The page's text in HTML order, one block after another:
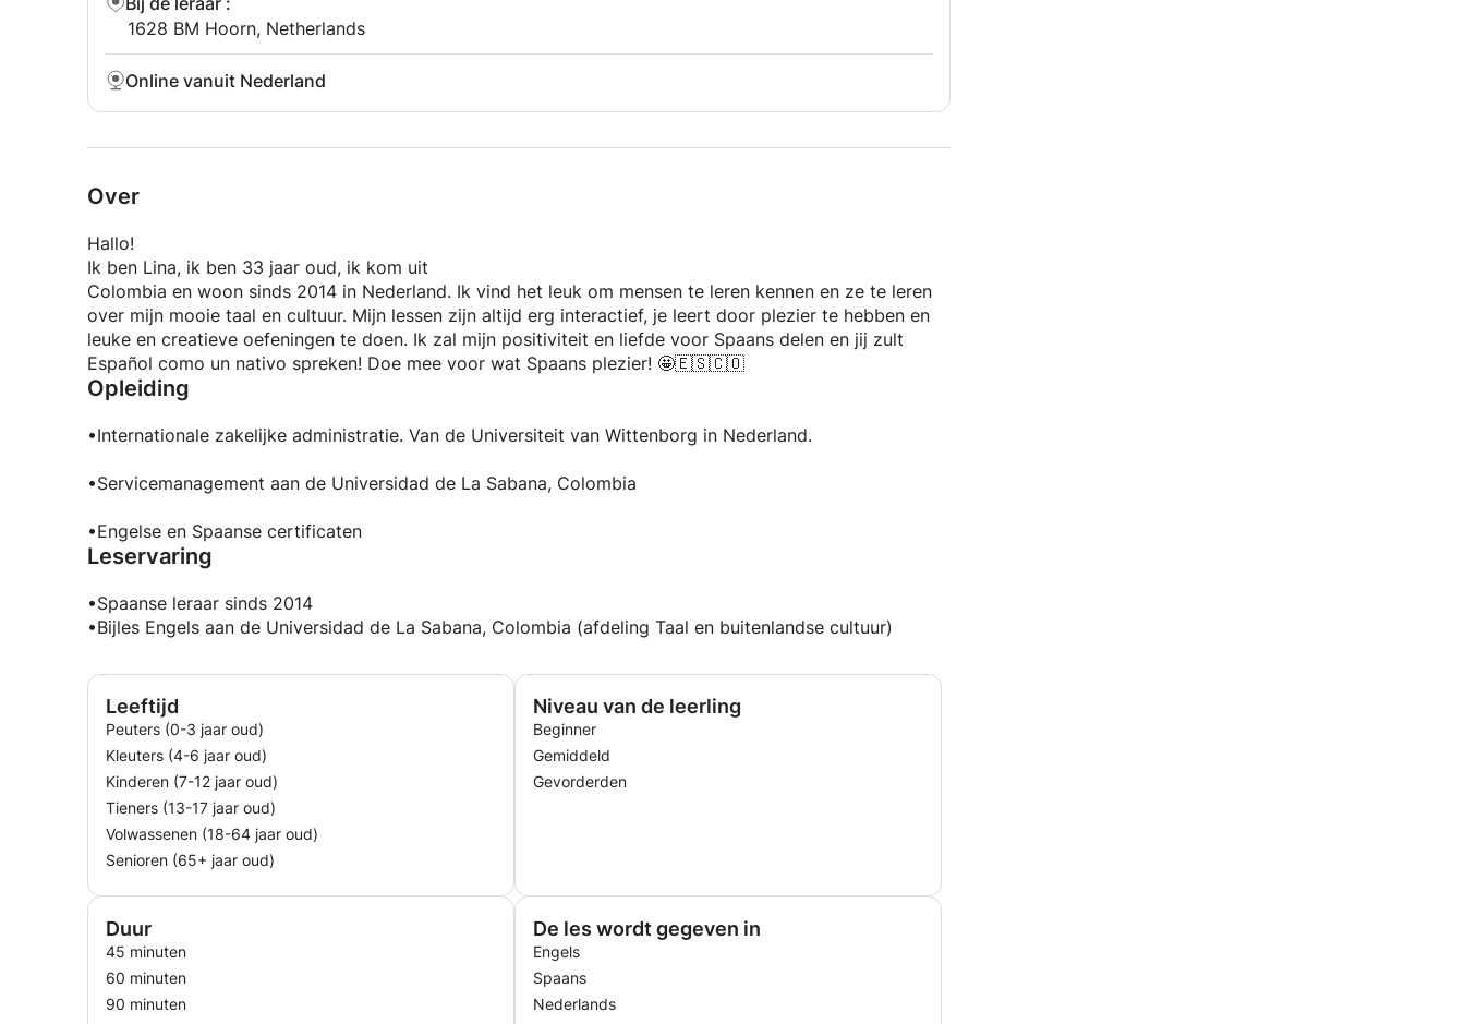
1628 BM Hoorn, Netherlands
Online vanuit Nederland
Over
Hallo!
Ik ben Lina, ik ben 33 jaar oud, ik kom uit
Colombia en woon sinds 2014 in Nederland. Ik vind het leuk om mensen te leren kennen en ze te leren
over mijn mooie taal en cultuur. Mijn lessen zijn altijd erg interactief, je leert door plezier te hebben en
leuke en creatieve oefeningen te doen. Ik zal mijn positiviteit en liefde voor Spaans delen en jij zult
Español como un nativo spreken! Doe mee voor wat Spaans plezier! 🤩🇪🇸🇨🇴
Opleiding
•Internationale zakelijke administratie. Van de Universiteit van Wittenborg in Nederland.
•Servicemanagement aan de Universidad de La Sabana, Colombia
•Engelse en Spaanse certificaten
Leservaring
•Spaanse leraar sinds 2014
•Bijles Engels aan de Universidad de La Sabana, Colombia (afdeling Taal en buitenlandse cultuur)
Leeftijd
Peuters (0-3 jaar oud)
Kleuters (4-6 jaar oud)
Kinderen (7-12 jaar oud)
Tieners (13-17 jaar oud)
Volwassenen (18-64 jaar oud)
Senioren (65+ jaar oud)
Niveau van de leerling
Beginner
Gemiddeld
Gevorderden
Duur
45 minuten
60 minuten
90 minuten
De les wordt gegeven in
Engels
Spaans
Nederlands